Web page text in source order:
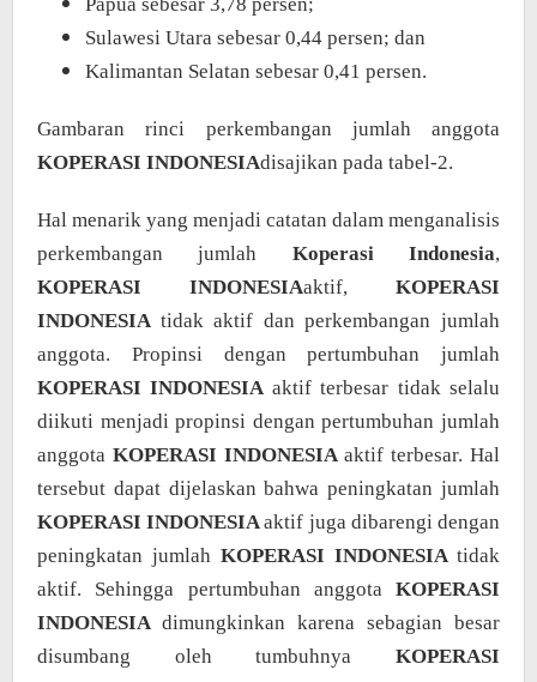
Sulawesi Utara sebesar 0,44 persen; dan
Kalimantan Selatan sebesar 0,41 persen.
Gambaran rinci perkembangan jumlah anggota
KOPERASI INDONESIAdisajikan pada tabel-2.
Hal menarik yang menjadi catatan dalam menganalisis
perkembangan jumlah Koperasi Indonesia,
KOPERASI INDONESIAaktif, KOPERASI
INDONESIA tidak aktif dan perkembangan jumlah
anggota. Propinsi dengan pertumbuhan jumlah
KOPERASI INDONESIA aktif terbesar tidak selalu
diikuti menjadi propinsi dengan pertumbuhan jumlah
anggota KOPERASI INDONESIA aktif terbesar. Hal
tersebut dapat dijelaskan bahwa peningkatan jumlah
KOPERASI INDONESIAaktif juga dibarengi dengan
peningkatan jumlah KOPERASI INDONESIA tidak
aktif. Sehingga pertumbuhan anggota KOPERASI
INDONESIA dimungkinkan karena sebagian besar
disumbang oleh tumbuhnya KOPERASI